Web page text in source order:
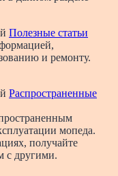
Полезные статьи
и ремонту.
Распространенные
мопеда.
получайте
с другими.